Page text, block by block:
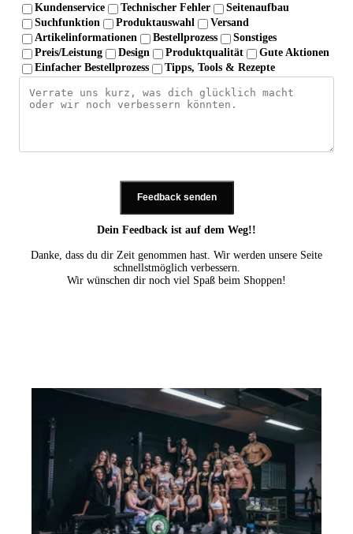
Kundenservice
Technischer Fehler
Seitenaufbau
Suchfunktion
Produktauswahl
Versand
Artikelinformationen
Bestellprozess
Sonstiges
Preis/Leistung
Design Produktqualität
Gute Aktionen
Einfacher Bestellprozess
Tipps, Tools & Rezepte
Feedback senden
Dein Feedback ist auf dem Weg!!
Danke, dass du dir Zeit genommen hast. Wir werden unsere Seite
schnellstmöglich verbessern.
Wir wünschen dir noch viel Spaß beim Shoppen!